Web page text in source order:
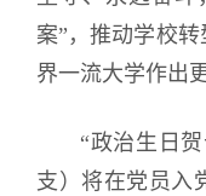
案”，推动学校
界一流大学作出
“政治生日
支）将在党员入